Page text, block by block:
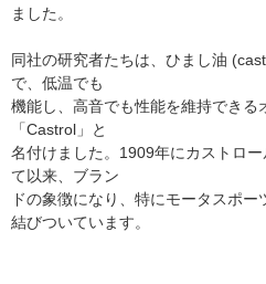
ました。
同社の研究者たちは、ひまし油
で、低温でも
機能し、高音でも性能を維持できる
「Castrol」と
名付けました。1909年にカストロ
て以来、ブラン
ドの象徴になり、特にモータスポ
結びついています。